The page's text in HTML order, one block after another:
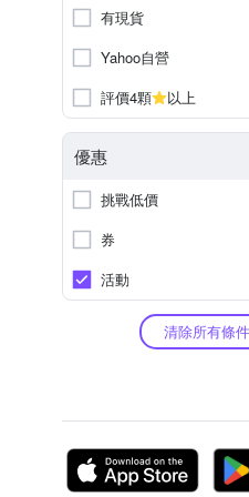
有現貨
Yahoo自營
評價4顆
以上
優惠
挑戰低價
券
活動
清除所有條件